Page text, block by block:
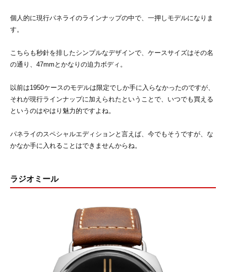
個人的に現行パネライのラインナップの中で、一押しモデルになりま
す。
こちらも秒針を排したシンプルなデザインで、ケースサイズはその名
の通り、47mmとかなりの迫力ボディ。
以前は1950ケースのモデルは限定でしか手に入らなかったのですが、
それが現行ラインナップに加えられたということで、いつでも買える
というのはやはり魅力的ですよね。
パネライのスペシャルエディションと言えば、今でもそうですが、な
かなか手に入れることはできませんからね。
ラジオミール